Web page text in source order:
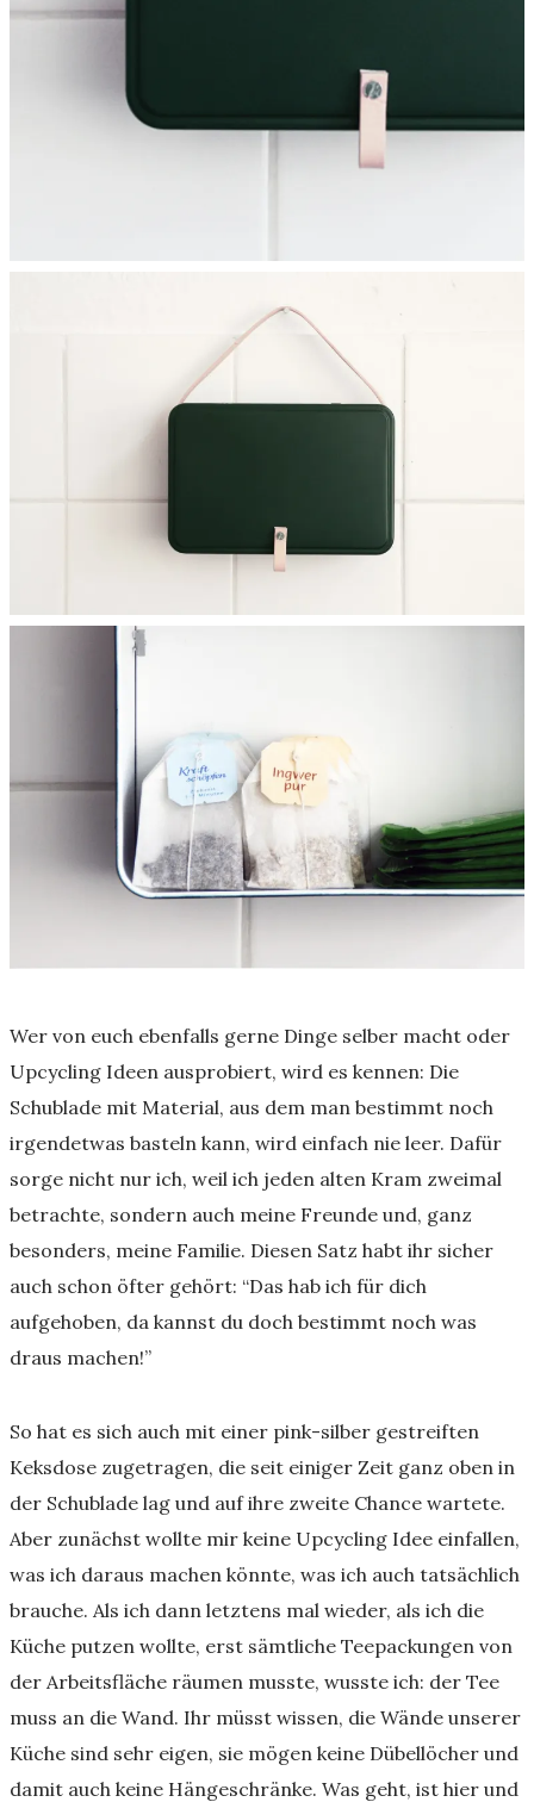
Wer von euch ebenfalls gerne Dinge selber macht oder
Upcycling Ideen ausprobiert, wird es kennen: Die
Schublade mit Material, aus dem man bestimmt noch
irgendetwas basteln kann, wird einfach nie leer. Dafür
sorge nicht nur ich, weil ich jeden alten Kram zweimal
betrachte, sondern auch meine Freunde und, ganz
besonders, meine Familie. Diesen Satz habt ihr sicher
auch schon öfter gehört: “Das hab ich für dich
aufgehoben, da kannst du doch bestimmt noch was
draus machen!”
So hat es sich auch mit einer pink-silber gestreiften
Keksdose zugetragen, die seit einiger Zeit ganz oben in
der Schublade lag und auf ihre zweite Chance wartete.
Aber zunächst wollte mir keine Upcycling Idee einfallen,
was ich daraus machen könnte, was ich auch tatsächlich
brauche. Als ich dann letztens mal wieder, als ich die
Küche putzen wollte, erst sämtliche Teepackungen von
der Arbeitsfläche räumen musste, wusste ich: der Tee
muss an die Wand. Ihr müsst wissen, die Wände unserer
Küche sind sehr eigen, sie mögen keine Dübellöcher und
damit auch keine Hängeschränke. Was geht, ist hier und